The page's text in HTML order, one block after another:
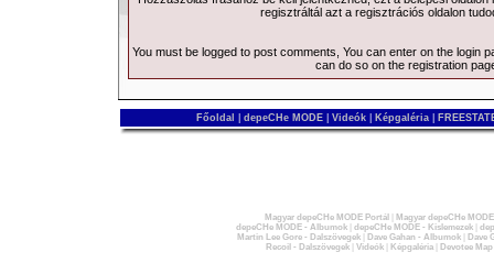
regisztráltál azt a regisztrációs oldalon
You must be logged to post comments, You can enter on the login
can do so on the registration
Főoldal depeCHe MODE Videók Képgaléria
Magyar depeCHe MODE Portál
Magyar depeCHe
depeCHe MODE - Albumok| depeCHe MODE - Kislemezek|
Martin Lee Gore - Dalszövegek| Dave Gahan - Albumok|
Dave
Recoil - Dalszövegek| Videók| Képgaléria| Devotee Map